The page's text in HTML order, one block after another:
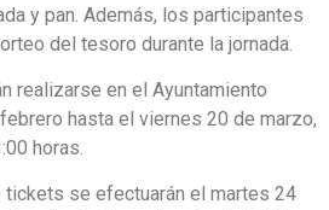
y pan. Además, los participantes
del tesoro durante la jornada.
realizarse en el Ayuntamiento
hasta el viernes 20 de marzo,
horas.
tickets se efectuarán el martes 24